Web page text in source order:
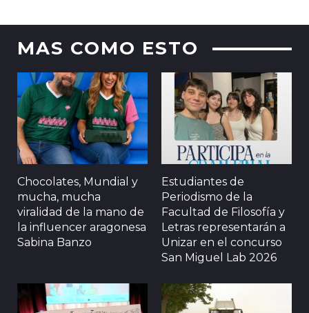
MAS COMO ESTO
Chocolates, Mundial y
mucha, mucha
viralidad de la mano de
la influencer aragonesa
Sabina Banzo
Estudiantes de
Periodismo de la
Facultad de Filosofía y
Letras representarán a
Unizar en el concurso
San Miguel Lab 2026